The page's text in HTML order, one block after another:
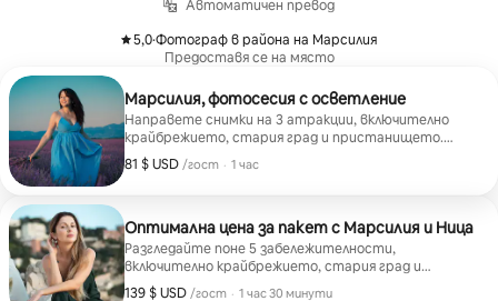
Автоматичен превод
5,0
, ·Фотограф в района на Марсилия
Предоставя се на място
Марсилия, фотосесия с осветление
Направете снимки на 3 атракции, включително
крайбрежието, стария град и пристанището.
Получете 15 обработени снимки.
81 $ USD /гост
81 $ USD на гост
, · 1 час
Оптимална цена за пакет с Марсилия и Ница
Разгледайте поне 5 забележителности,
включително крайбрежието, стария град и
пристанището. Получете 20 обработени снимки и
139 $ USD /гост
139 $ USD на гост
, · 1 час 30 минути
само.✨